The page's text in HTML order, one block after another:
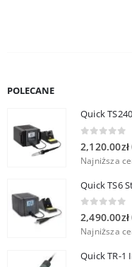
POLECANE
Quick
2,120.00zł
Najniższa
0 out of
2,490.00zł
Najniższa
Quick TR-1